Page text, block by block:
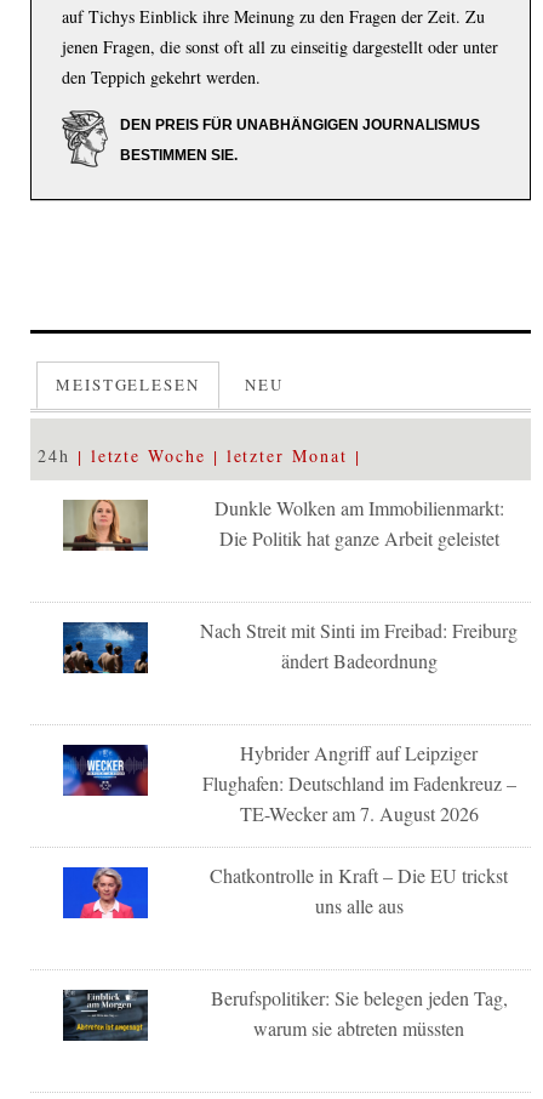
auf Tichys Einblick ihre Meinung zu den Fragen der Zeit. Zu
jenen Fragen, die sonst oft all zu einseitig dargestellt oder unter
den Teppich gekehrt werden.
DEN PREIS FÜR UNABHÄNGIGEN JOURNALISMUS
BESTIMMEN SIE.
MEISTGELESEN NEU
24h letzte Woche letzter Monat
Dunkle Wolken am Immobilienmarkt:
Die Politik hat ganze Arbeit geleistet
Nach Streit mit Sinti im Freibad: Freiburg
ändert Badeordnung
Hybrider Angriff auf Leipziger
Flughafen: Deutschland im Fadenkreuz –
TE-Wecker am 7. August 2026
Chatkontrolle in Kraft – Die EU trickst
uns alle aus
Berufspolitiker: Sie belegen jeden Tag,
warum sie abtreten müssten